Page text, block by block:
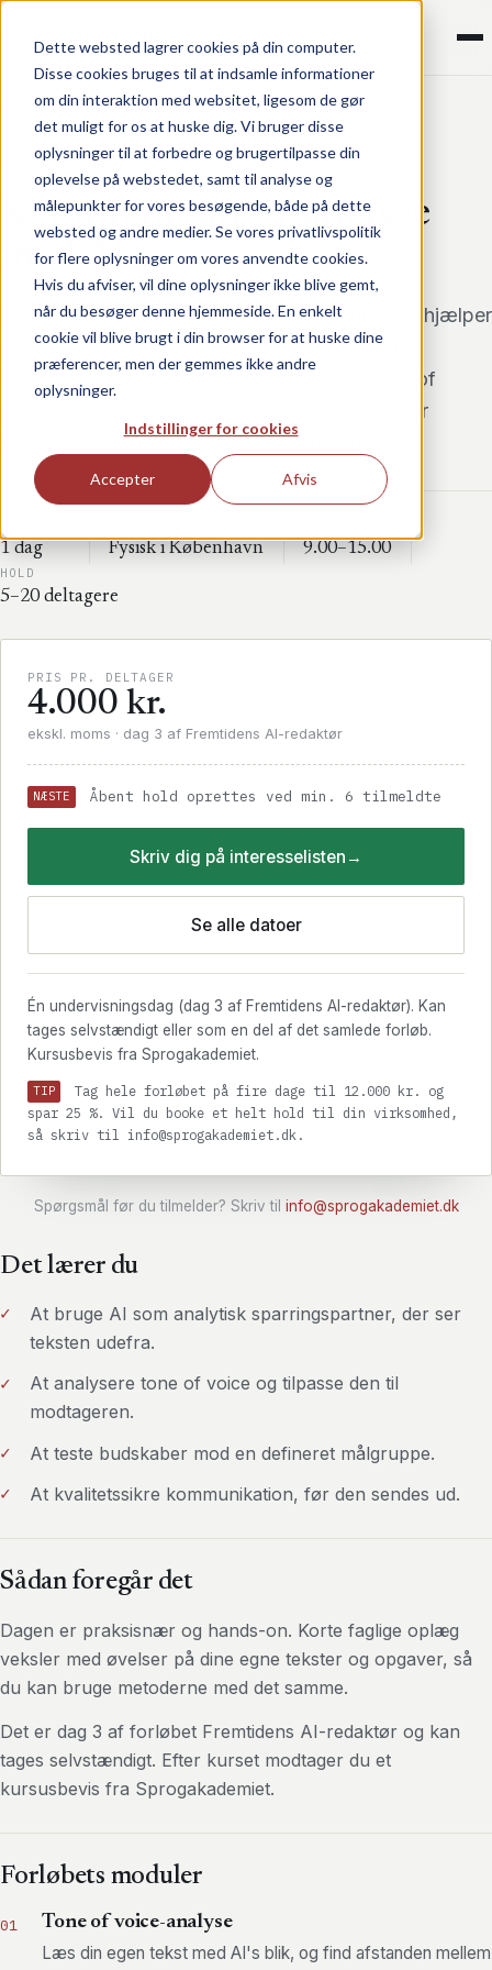
Dette websted lagrer cookies på din computer.
Disse cookies bruges til at indsamle informationer
om din interaktion med websitet, ligesom de gør
det muligt for os at huske dig. Vi bruger disse
oplysninger til at forbedre og brugertilpasse din
oplevelse på webstedet, samt til analyse og
målepunkter for vores besøgende, både på dette
websted og andre medier. Se vores privatlivspolitik
for flere oplysninger om vores anvendte cookies.
Hvis du afviser, vil dine oplysninger ikke blive gemt,
når du besøger denne hjemmeside. En enkelt
cookie vil blive brugt i din browser for at huske dine
præferencer, men der gemmes ikke andre
oplysninger.
Indstillinger for cookies
Accepter Afvis
Sprogakademiet
Forside /Kurser/ Kommunikationsanalyse med AI
Kommunikationsanalyse
med AI
Brug AI som en analytisk sparringspartner, der hjælper
dig med at se din tekst udefra. Som dag 3 af
Fremtidens AI-redaktør arbejder du med tone of
voice, budskabstest og målgruppe, og du løser
løbende opgaver og får personlig feedback.
1 dag Fysisk i København 9.00–15.00
HOLD
5–20 deltagere
Det lærer du
At bruge AI som analytisk sparringspartner, der ser
teksten udefra.
At analysere tone of voice og tilpasse den til
modtageren.
At teste budskaber mod en defineret målgruppe.
At kvalitetssikre kommunikation, før den sendes ud.
Sådan foregår det
Dagen er praksisnær og hands-on. Korte faglige oplæg
veksler med øvelser på dine egne tekster og opgaver, så
du kan bruge metoderne med det samme.
Det er dag 3 af forløbet Fremtidens AI-redaktør og kan
tages selvstændigt. Efter kurset modtager du et
kursusbevis fra Sprogakademiet.
Forløbets moduler
01
Tone of voice-analyse
Læs din egen tekst med AI's blik, og find afstanden mellem
PRIS PR. DELTAGER
4.000 kr.
ekskl. moms · dag 3 af Fremtidens AI-redaktør
NÆSTE Åbent hold oprettes ved min. 6 tilmeldte
Skriv dig på interesselisten →
Se alle datoer
Én undervisningsdag (dag 3 af Fremtidens AI-redaktør). Kan
tages selvstændigt eller som en del af det samlede forløb.
Kursusbevis fra Sprogakademiet.
TIP
Tag hele forløbet på fire dage til 12.000 kr. og
spar 25 %. Vil du booke et helt hold til din virksomhed,
så skriv til info@sprogakademiet.dk.
Spørgsmål før du tilmelder? Skriv til info@sprogakademiet.dk